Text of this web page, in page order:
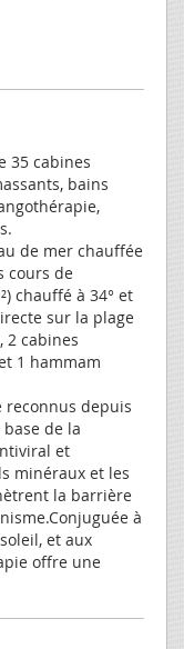
35 cabines
bains
de mer chauffée
cours de
chauffé à 34° et
sur la plage
2 cabines
1 hammam
depuis
de la
et
minéraux et les
la barrière
à
et aux
offre une